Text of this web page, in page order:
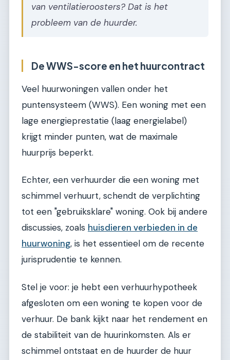
van ventilatieroosters? Dat is het
probleem van de huurder.
De WWS-score en het huurcontract
Veel huurwoningen vallen onder het
puntensysteem (WWS). Een woning met een
lage energieprestatie (laag energielabel)
krijgt minder punten, wat de maximale
huurprijs beperkt.
Echter, een verhuurder die een woning met
schimmel verhuurt, schendt de verplichting
tot een "gebruiksklare" woning. Ook bij andere
discussies, zoals huisdieren verbieden in de
huurwoning, is het essentieel om de recente
jurisprudentie te kennen.
Stel je voor: je hebt een verhuurhypotheek
afgesloten om een woning te kopen voor de
verhuur. De bank kijkt naar het rendement en
de stabiliteit van de huurinkomsten. Als er
schimmel ontstaat en de huurder de huur